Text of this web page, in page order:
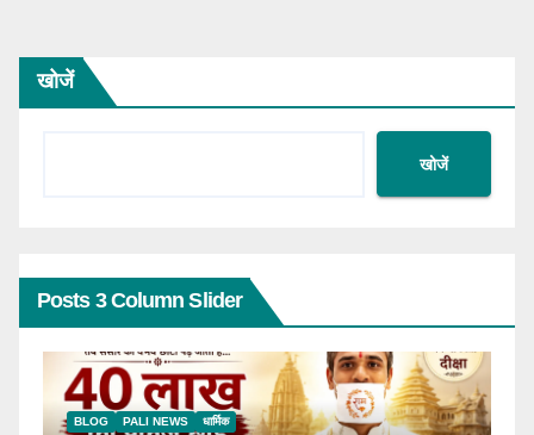
खोजें
खोजें
Posts 3 Column Slider
BLOG टॉप न्यूज़ धार्मिक